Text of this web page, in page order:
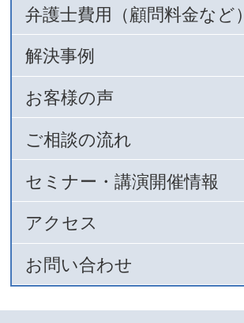
弁護士費用（顧問料金など）
解決事例
お客様の声
ご相談の流れ
セミナー・講演開催情報
アクセス
お問い合わせ